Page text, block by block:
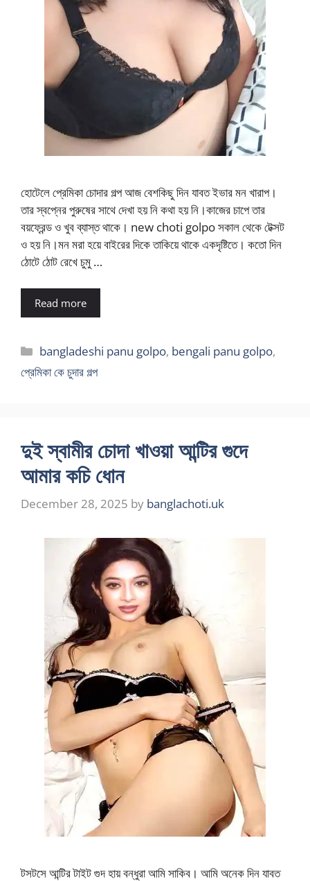
হোটেলে প্রেমিকা চোদার গল্প আজ বেশকিছু দিন যাবত ইভার মন খারাপ।
তার স্বপ্নের পুরুষের সাথে দেখা হয় নি কথা হয় নি।কাজের চাপে তার
বয়ফ্রেন্ড ও খুব ব্যাস্ত থাকে। new choti golpo সকাল থেকে টেক্সট
ও হয় নি।মন মরা হয়ে বাইরের দিকে তাকিয়ে থাকে একদৃষ্টিতে। কতো দিন
ঠোটে ঠোট রেখে চুমু …
Read more
Categories
bangladeshi panu golpo, bengali panu golpo,
প্রেমিকা কে চুদার গল্প
দুই স্বামীর চোদা খাওয়া আন্টির গুদে
আমার কচি ধোন
December 28, 2025 by banglachoti.uk
টসটসে আন্টির টাইট গুদ হায় বন্ধুরা আমি সাকিব। আমি অনেক দিন যাবত